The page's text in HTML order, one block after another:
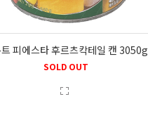
피에스타 후르츠칵테일 캔 3050g
SOLD OUT